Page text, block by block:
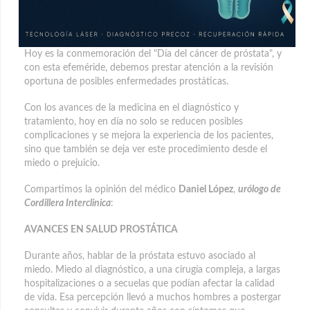
Hoy es la conmemoración del "Día del cáncer de próstata", y
con esta efeméride, debemos prestar atención a la revisión
oportuna de posibles enfermedades prostáticas.
Con los avances de la medicina en el diagnóstico y
tratamiento, hoy en día no solo se reducen posibles
complicaciones y se mejora la experiencia de los pacientes,
sino que también se deja ver este procedimiento desde el
miedo o prejuicio.
Compartimos la opinión del médico Daniel López, urólogo de
Cordillera Interclinica:
AVANCES EN SALUD PROSTÁTICA
Durante años, hablar de la próstata estuvo asociado al
miedo. Miedo al diagnóstico, a una cirugía compleja, a largas
hospitalizaciones o a secuelas que podían afectar la calidad
de vida. Esa percepción llevó a muchos hombres a postergar